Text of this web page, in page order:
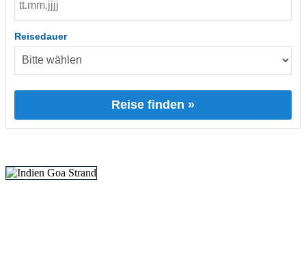
Reisedauer
Reise finden »